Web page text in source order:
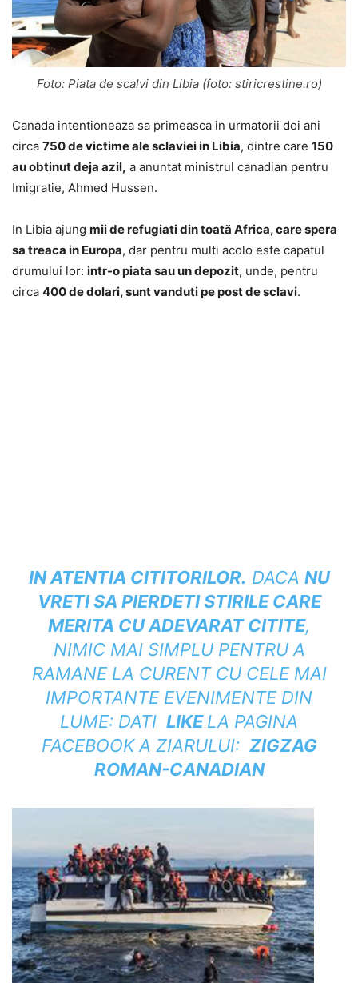
Foto: Piata de scalvi din Libia (foto: stiricrestine.ro)
Canada intentioneaza sa primeasca in urmatorii doi ani
circa 750 de victime ale sclaviei in Libia, dintre care 150
au obtinut deja azil, a anuntat ministrul canadian pentru
Imigratie, Ahmed Hussen.
In Libia ajung mii de refugiati din toată Africa, care spera
sa treaca in Europa, dar pentru multi acolo este capatul
drumului lor: intr-o piata sau un depozit, unde, pentru
circa 400 de dolari, sunt vanduti pe post de sclavi.
IN ATENTIA CITITORILOR. DACA NU
VRETI SA PIERDETISTIRILE CARE
MERITA CU ADEVARAT CITITE,
NIMIC MAI SIMPLU PENTRU A
RAMANE LA CURENT CU CELE MAI
IMPORTANTE EVENIMENTE DIN
LUME: DATI LIKELA PAGINA
FACEBOOK A ZIARULUI: ZIGZAG
ROMAN-CANADIAN